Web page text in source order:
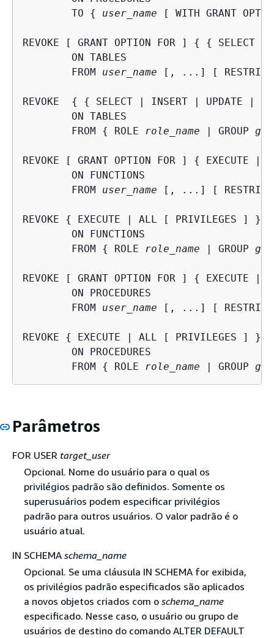
	TO
{ user_name [ WITH GRANT
REVOKE [ GRANT OPTION FOR ] { {
SELECT
	FROM
user_name [, ...] [
REVOKE { {
SELECT | INSERT | UPDATE |
	FROM
{ ROLE role_name | GROUP
REVOKE [ GRANT OPTION FOR ] {
EXECUTE |
	FROM
user_name [, ...] [
REVOKE {
EXECUTE | ALL [ PRIVILEGES ] }
	FROM
{ ROLE role_name | GROUP
REVOKE [ GRANT OPTION FOR ] {
EXECUTE |
	FROM
user_name [, ...] [
REVOKE {
EXECUTE | ALL [ PRIVILEGES ] }
	FROM
{ ROLE role_name | GROUP
Parâmetros
FOR USER target_user
Opcional. Nome do usuário para o qual os
privilégios padrão são definidos. Somente os
superusuários podem especificar privilégios
padrão para outros usuários. O valor padrão é o
usuário atual.
IN SCHEMA schema_name
Opcional. Se uma cláusula IN SCHEMA for exibida,
os privilégios padrão especificados são aplicados
a novos objetos criados com o schema_name
especificado. Nesse caso, o usuário ou grupo de
usuários de destino do comando ALTER DEFAULT